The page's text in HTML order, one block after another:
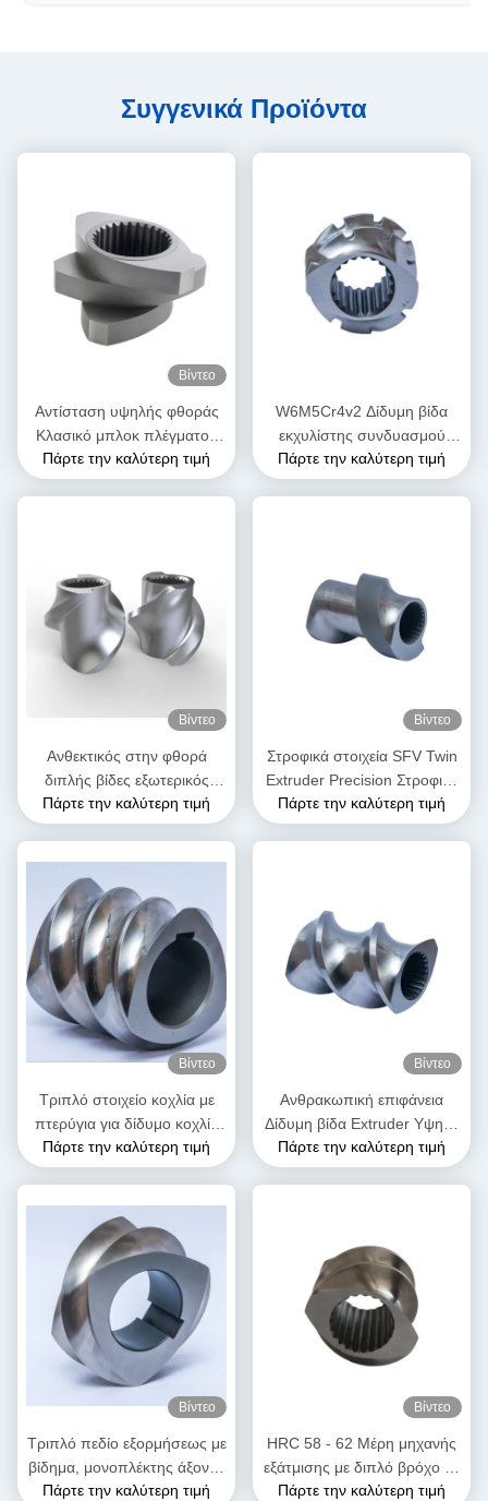
Συγγενικά Προϊόντα
Βίντεο
Αντίσταση υψηλής φθοράς
Κλασικό μπλοκ πλέγματος
σφαιρίδας για διπλή βίδα
εξωτερικά μηχανήματα
Πάρτε την καλύτερη τιμή
W6M5Cr4v2 Δίδυμη βίδα
εκχυλίστης συνδυασμού
βίδας για εργοστάσιο
τροφίμων
Πάρτε την καλύτερη τιμή
Βίντεο
Ανθεκτικός στην φθορά
διπλής βίδες εξωτερικός
εξοπλισμός SK στοιχεία
βίδας για τη βιομηχανία
Πάρτε την καλύτερη τιμή
Βίντεο
Στροφικά στοιχεία SFV Twin
Extruder Precision Στροφικά
στοιχεία για πλαστικό
extruder
Πάρτε την καλύτερη τιμή
Βίντεο
Τριπλό στοιχείο κοχλία με
πτερύγια για δίδυμο κοχλία
εξώθησης | Ανταλλακτικό
OEM για μηχανή εξώθησης
Πάρτε την καλύτερη τιμή
Βίντεο
Ανθρακωπική επιφάνεια
Δίδυμη βίδα Extruder Υψηλή
σκληρότητα Διπλή πτήση
μεταφοράς βίδα στοιχείο
Πάρτε την καλύτερη τιμή
Βίντεο
Τριπλό πεδίο εξορμήσεως με
βίδημα, μονοπλέκτης άξονας
για την ανασύνθεση
Πάρτε την καλύτερη τιμή
Βίντεο
HRC 58 - 62 Μέρη μηχανής
εξάτμισης με διπλό βρόχο με
στοιχεία εξάτμισης για
Πάρτε την καλύτερη τιμή